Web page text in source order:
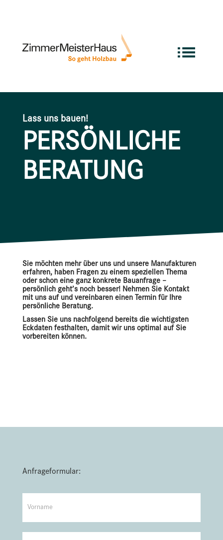
Lass uns bauen!
PERSÖNLICHE
BERATUNG
Sie möchten mehr über uns und unsere Manufakturen
erfahren, haben Fragen zu einem speziellen Thema
oder schon eine ganz konkrete Bauanfrage –
persönlich geht’s noch besser! Nehmen Sie Kontakt
mit uns auf und vereinbaren einen Termin für Ihre
persönliche Beratung.
Lassen Sie uns nachfolgend bereits die wichtigsten
Eckdaten festhalten, damit wir uns optimal auf Sie
vorbereiten können.
Anfrageformular: